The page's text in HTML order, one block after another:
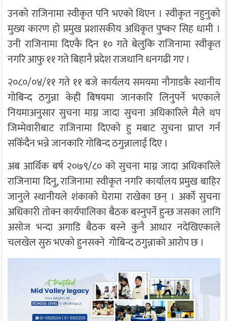
उनको राजिनामा स्वीकृत पनि भएको थिएन । स्वीकृत नहुनुको
मुख्य कारण हो प्रमुख प्रशासकीय अधिकृत पुष्कर सिह धामी ।
उनी राजिनामा दिएकै दिन १० गते बेलुकि राजिनामा स्वीकृत
नगरि आफु ११ गते बिहानै प्रदेश राजधानि धनगढी गए ।
२०८०/०४/११ गते ११ बजे कार्यलय समयमा नौगाडकै स्थानीय
गोबिन्द ठगुन्ना केही बिषयमा जानकारि लिनुपर्ने भएकाले
नियमाअनुसार सुचना माग्न जादा सुचना अधिकारिले मैले थप
जिम्मेवारीबाट राजिनामा दिएको हु मबाट सुचना प्राप्त गर्न
सकिँदैन भन्ने जानकारि गोबिन्द ठगुन्नालाई दिए ।
अब आर्थिक बर्ष २०७९/८० को सुचना माग्न जादा अधिकारिले
राजिनामा दिनु, राजिनामा स्वीकृत नगरि कार्यालय प्रमुख बाहिर
जानुले स्थानीयले शंकाको घेरामा राखेका छन् । अर्काे सुचना
अधिकारी तोक्न कार्यपालिका बैठक बस्नुपर्ने हुन्छ जसका लागि
असोज भन्दा अगाडि बैठक बस्ने कुनै आधार नदेखिएकाले
चलखेल सुरु भएको हुनसक्ने गोबिन्द ठगुन्नाको आरोप छ ।